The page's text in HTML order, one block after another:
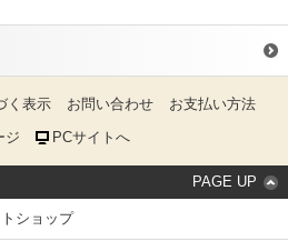
く表示 お問い合わせ
お支払い方法
ジ
PCサイトへ
PAGE UP
ショップ